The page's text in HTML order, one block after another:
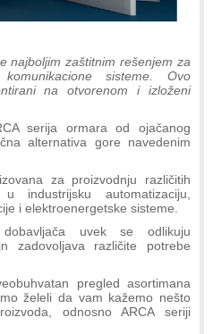
najboljim zaštitnim rešenjem za
sisteme. Ovo
na otvorenom i izloženi
serija ormara od ojačanog
alternativa gore navedenim
za proizvodnju različitih
industrijsku automatizaciju,
i elektroenergetske sisteme.
uvek se odlikuju
zadovoljava različite potrebe
pregled asortimana
želeli da vam kažemo nešto
odnosno ARCA seriji